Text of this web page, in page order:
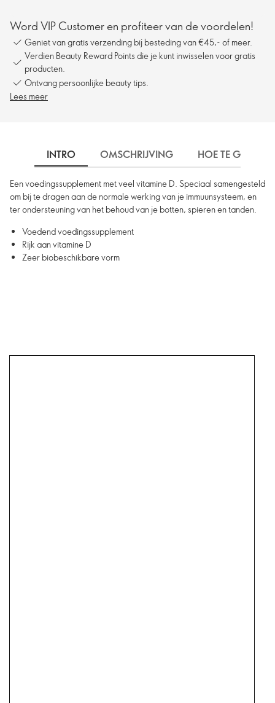
Word VIP Customer en profiteer van de voordelen!
Geniet van gratis verzending bij besteding van €45,- of meer.
Verdien Beauty Reward Points die je kunt inwisselen voor gratis
producten.
Ontvang persoonlijke beauty tips.
Lees meer
INTRO OMSCHRIJVING HOE TE
Een voedingssupplement met veel vitamine D. Speciaal samengesteld
om bij te dragen aan de normale werking van je immuunsysteem, en
ter ondersteuning van het behoud van je botten, spieren en tanden.
Voedend voedingssupplement
Rijk aan vitamine D
Zeer biobeschikbare vorm